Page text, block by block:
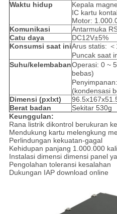
Waktu hidup
Kepala
IC kartu
Motor:
Komunikasi
Antarmuka
Catu daya
DC12V±5%
Konsumsi saat iniArus statis:
Puncak saat
Suhu/kelembabanOperasi: 0 ~
bebas)
(kondensasi
Dimensi (pxlxt)
Berat badan
Sekitar 530g
Keunggulan:
Rana listrik dikontrol berukuran
Mendukung kartu melengkung
Perlindungan kekuatan-gagal
Kehidupan panjang 1.000.000
Instalasi dimensi dimensi panel
Pengolahan toleransi kesalahan
Dukungan IAP download online